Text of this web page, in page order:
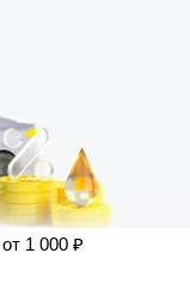
1 000 ₽